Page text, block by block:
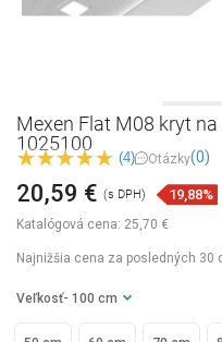
Mexen Flat M08 kryt
1025100
(4) Otázky(0)
Katalógová cena: 25,70 €
20,59 € (s DPH) 19,88%
Najnižšia cena za posledných 30
Veľkosť - 100 cm